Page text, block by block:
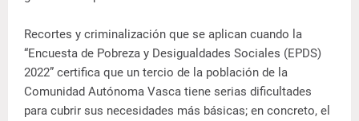
Recortes y criminalización que se aplican cuando la
“Encuesta de Pobreza y Desigualdades Sociales (EPDS)
2022” certifica que un tercio de la población de la
Comunidad Autónoma Vasca tiene serias dificultades
para cubrir sus necesidades más básicas; en concreto, el